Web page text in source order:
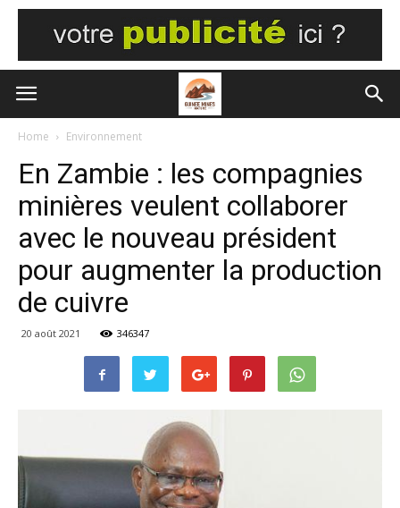
Home Environnement
En Zambie : les compagnies
minières veulent collaborer
avec le nouveau président
pour augmenter la production
de cuivre
20 août 2021 346347